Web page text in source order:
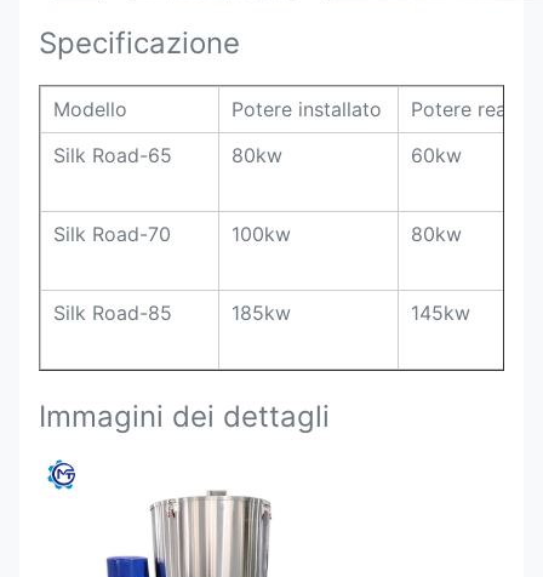
Specificazione
Modello Potere installato
Potere reale
Silk Road-65
80kw 60kw
Silk Road-70 100kw 80kw
Silk Road-85 185kw 145kw
Immagini dei dettagli